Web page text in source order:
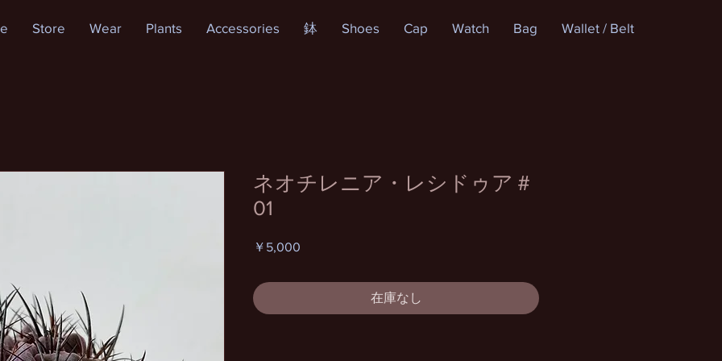
Store Wear Plants Accessories 鉢 Shoes Cap Watch Bag Wallet / Belt
ネオチレニア・レシドゥア＃
01
￥5,000
在庫なし